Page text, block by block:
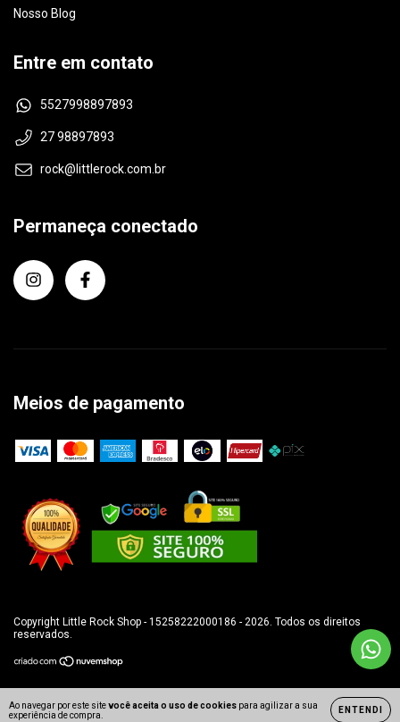
Ao navegar por este sitevocê aceita o uso de cookies para agilizar a sua
experiência de compra.
ENTENDI
Nosso Blog
Entre em contato
5527998897893
27 98897893
rock@littlerock.com.br
Permaneça conectado
Meios de pagamento
Copyright Little Rock Shop - 15258222000186 - 2026. Todos os direitos
reservados.